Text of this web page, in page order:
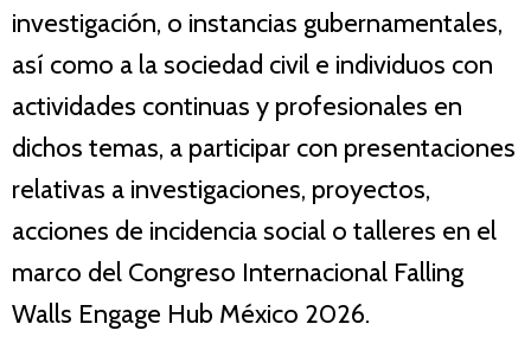
investigación, o instancias gubernamentales,
así como a la sociedad civil e individuos con
actividades continuas y profesionales en
dichos temas, a participar con presentaciones
relativas a investigaciones, proyectos,
acciones de incidencia social o talleres en el
marco del Congreso Internacional Falling
Walls Engage Hub México 2026.